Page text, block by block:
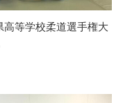
高等学校柔道選手権大